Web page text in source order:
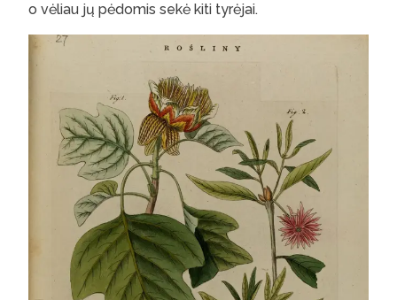
o vėliau jų pėdomis sekė kiti tyrėjai.